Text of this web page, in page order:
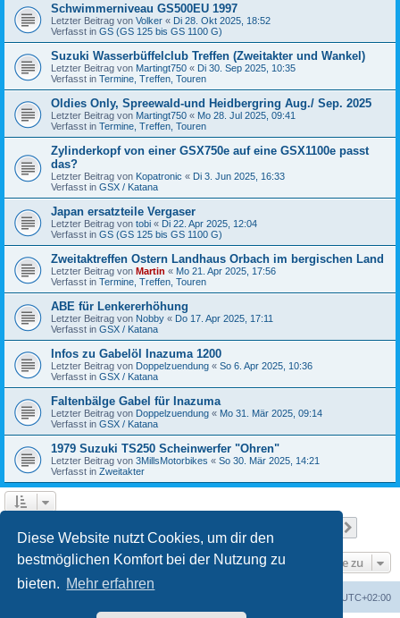
Diese Website nutzt Cookies, um dir den
bestmöglichen Komfort bei der Nutzung zu
bieten. Mehr erfahren
Schwimmerniveau GS500EU 1997
Letzter Beitrag von Volker « Di 28. Okt 2025, 18:52
Verfasst in GS (GS 125 bis GS 1100 G)
Suzuki Wasserbüffelclub Treffen (Zweitakter und Wankel)
Letzter Beitrag von Martingt750 « Di 30. Sep 2025, 10:35
Verfasst in Termine, Treffen, Touren
Oldies Only, Spreewald-und Heidbergring Aug./ Sep. 2025
Letzter Beitrag von Martingt750 « Mo 28. Jul 2025, 09:41
Verfasst in Termine, Treffen, Touren
Zylinderkopf von einer GSX750e auf eine GSX1100e passt
das?
Letzter Beitrag von Kopatronic « Di 3. Jun 2025, 16:33
Verfasst in GSX / Katana
Japan ersatzteile Vergaser
Letzter Beitrag von tobi « Di 22. Apr 2025, 12:04
Verfasst in GS (GS 125 bis GS 1100 G)
Zweitaktreffen Ostern Landhaus Orbach im bergischen Land
Letzter Beitrag von Martin « Mo 21. Apr 2025, 17:56
Verfasst in Termine, Treffen, Touren
ABE für Lenkererhöhung
Letzter Beitrag von Nobby « Do 17. Apr 2025, 17:11
Verfasst in GSX / Katana
Infos zu Gabelöl Inazuma 1200
Letzter Beitrag von Doppelzuendung « So 6. Apr 2025, 10:36
Verfasst in GSX / Katana
Faltenbälge Gabel für Inazuma
Letzter Beitrag von Doppelzuendung « Mo 31. Mär 2025, 09:14
Verfasst in GSX / Katana
1979 Suzuki TS250 Scheinwerfer "Ohren"
Letzter Beitrag von 3MillsMotorbikes « So 30. Mär 2025, 14:21
Verfasst in Zweitakter
Gehe zu
UTC+02:00